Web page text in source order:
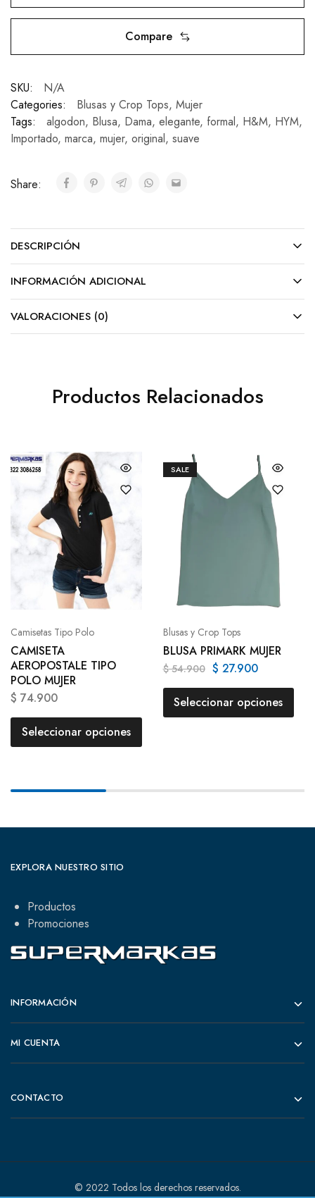
Compare
SKU:
N/A
Categories:
Blusas y Crop Tops, Mujer
Tags:
algodon, Blusa, Dama, elegante, formal, H&M, HYM,
Importado, marca, mujer, original, suave
Share:
DESCRIPCIÓN
INFORMACIÓN ADICIONAL
VALORACIONES (0)
Productos Relacionados
Camisetas Tipo Polo
CAMISETA
AEROPOSTALE TIPO
POLO MUJER
$ 74.900
Seleccionar opciones
SALE
Blusas y Crop Tops
BLUSA PRIMARK MUJER
$54.900 $ 27.900
Seleccionar opciones
EXPLORA NUESTRO SITIO
Productos
Promociones
INFORMACIÓN
MI CUENTA
CONTACTO
© 2022 Todos los derechos reservados.